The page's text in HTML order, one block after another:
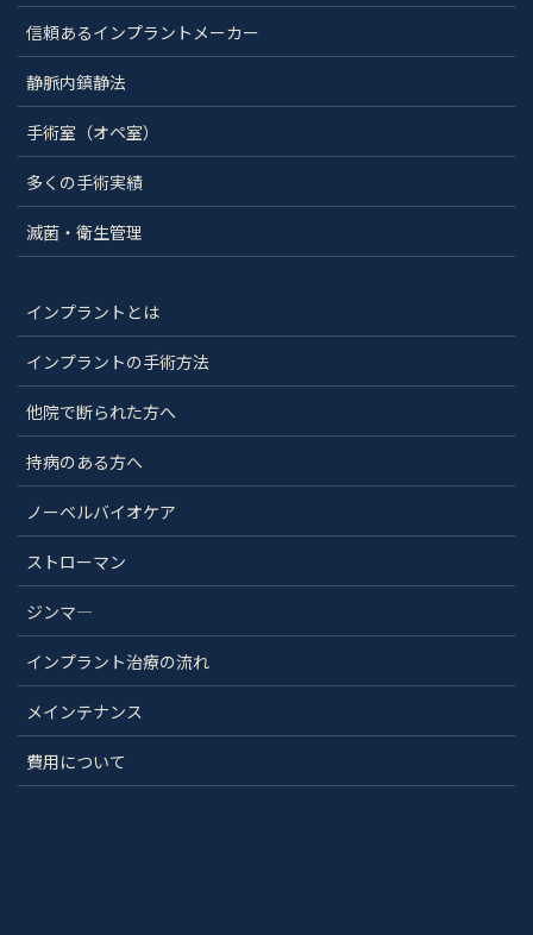
信頼あるインプラントメーカー
静脈内鎮静法
手術室（オペ室）
多くの手術実績
滅菌・衛生管理
インプラントとは
インプラントの手術方法
他院で断られた方へ
持病のある方へ
ノーベルバイオケア
ストローマン
ジンマ―
インプラント治療の流れ
メインテナンス
費用について